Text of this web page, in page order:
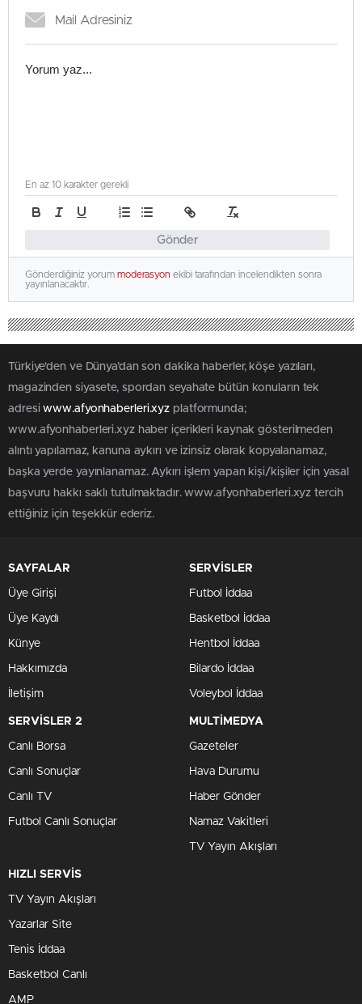
Gönder
En az 10 karakter gerekli
Gönderdiğiniz yorum moderasyon ekibi tarafından incelendikten sonra
yayınlanacaktır.
Türkiye'den ve Dünya’dan son dakika haberler, köşe yazıları,
magazinden siyasete, spordan seyahate bütün konuların tek
adresiwww.afyonhaberleri.xyz platformunda;
www.afyonhaberleri.xyz haber içerikleri kaynak gösterilmeden
alıntı yapılamaz, kanuna aykırı ve izinsiz olarak kopyalanamaz,
başka yerde yayınlanamaz. Aykırı işlem yapan kişi/kişiler için yasal
başvuru hakkı saklı tutulmaktadır. www.afyonhaberleri.xyz tercih
ettiğiniz için teşekkür ederiz.
SAYFALAR
Üye Girişi
Üye Kaydı
Künye
Hakkımızda
İletişim
SERVİSLER
Futbol İddaa
Basketbol İddaa
Hentbol İddaa
Bilardo İddaa
Voleybol İddaa
SERVİSLER 2
Canlı Borsa
Canlı Sonuçlar
Canlı TV
Futbol Canlı Sonuçlar
MULTİMEDYA
Gazeteler
Hava Durumu
Haber Gönder
Namaz Vakitleri
TV Yayın Akışları
HIZLI SERVİS
TV Yayın Akışları
Yazarlar Site
Tenis İddaa
Basketbol Canlı
AMP